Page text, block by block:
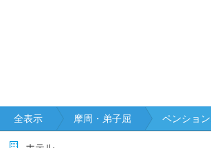
全表示 摩周・弟子屈 ペンション..